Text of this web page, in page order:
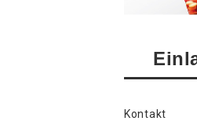
Kontakt